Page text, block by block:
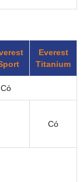
Everest
Titanium
Có
Có